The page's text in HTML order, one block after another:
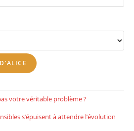
votre véritable problème ?
s’épuisent à attendre l’évolution